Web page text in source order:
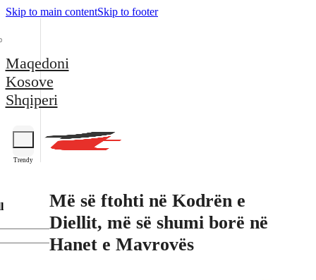
Skip to main contentSkip to footer
Maqedoni
Kosove
Shqiperi
Trendy
Më së ftohti në Kodrën e
Diellit, më së shumi borë në
Hanet e Mavrovës